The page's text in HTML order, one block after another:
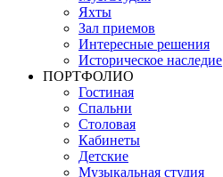
Яхты
Зал приемов
Интересные решения
Историческое наследие
ПОРТФОЛИО
Гостиная
Спальни
Столовая
Кабинеты
Детские
Музыкальная студия